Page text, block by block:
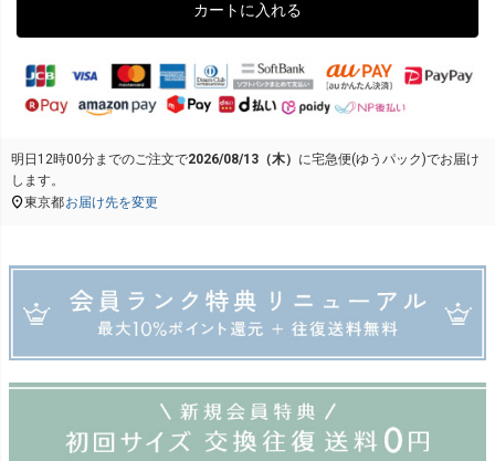
カートに入れる
明日 12時00分までのご注文で2026/08/13（木） に宅急便(ゆうパック)でお届け
します。
東京都お届け先を変更